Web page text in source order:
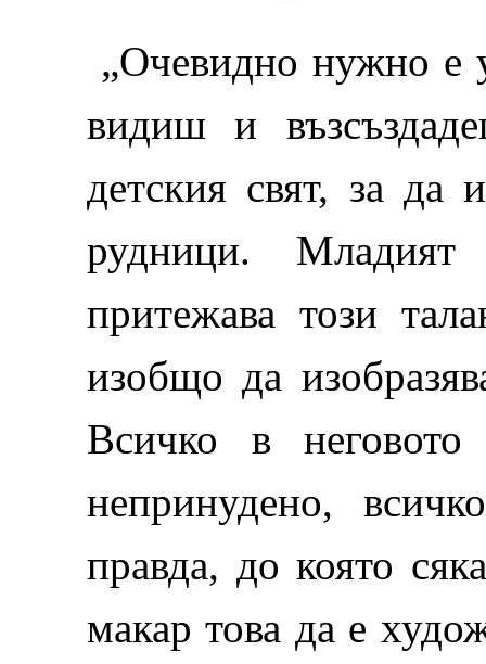
„Очевидно нужно е
видиш и
детския свят, за да
рудници.
притежава този
изобщо да
Всичко в неговото
непринудено,
правда, до която
макар това да е